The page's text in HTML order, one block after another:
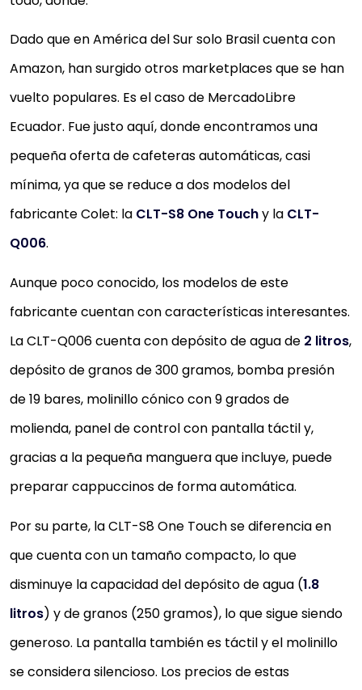
Dado que en América del Sur solo Brasil cuenta con
Amazon, han surgido otros marketplaces que se han
vuelto populares. Es el caso de MercadoLibre
Ecuador. Fue justo aquí, donde encontramos una
pequeña oferta de cafeteras automáticas, casi
mínima, ya que se reduce a dos modelos del
fabricante Colet: la CLT-S8 One Touchy la CLT-
Q006.
Aunque poco conocido, los modelos de este
fabricante cuentan con características interesantes.
La CLT-Q006 cuenta con depósito de agua de 2 litros,
depósito de granos de 300 gramos, bomba presión
de 19 bares, molinillo cónico con 9 grados de
molienda, panel de control con pantalla táctil y,
gracias a la pequeña manguera que incluye, puede
preparar cappuccinos de forma automática.
Por su parte, la CLT-S8 One Touch se diferencia en
que cuenta con un tamaño compacto, lo que
disminuye la capacidad del depósito de agua (1.8
litros) y de granos (250 gramos), lo que sigue siendo
generoso. La pantalla también es táctil y el molinillo
se considera silencioso. Los precios de estas